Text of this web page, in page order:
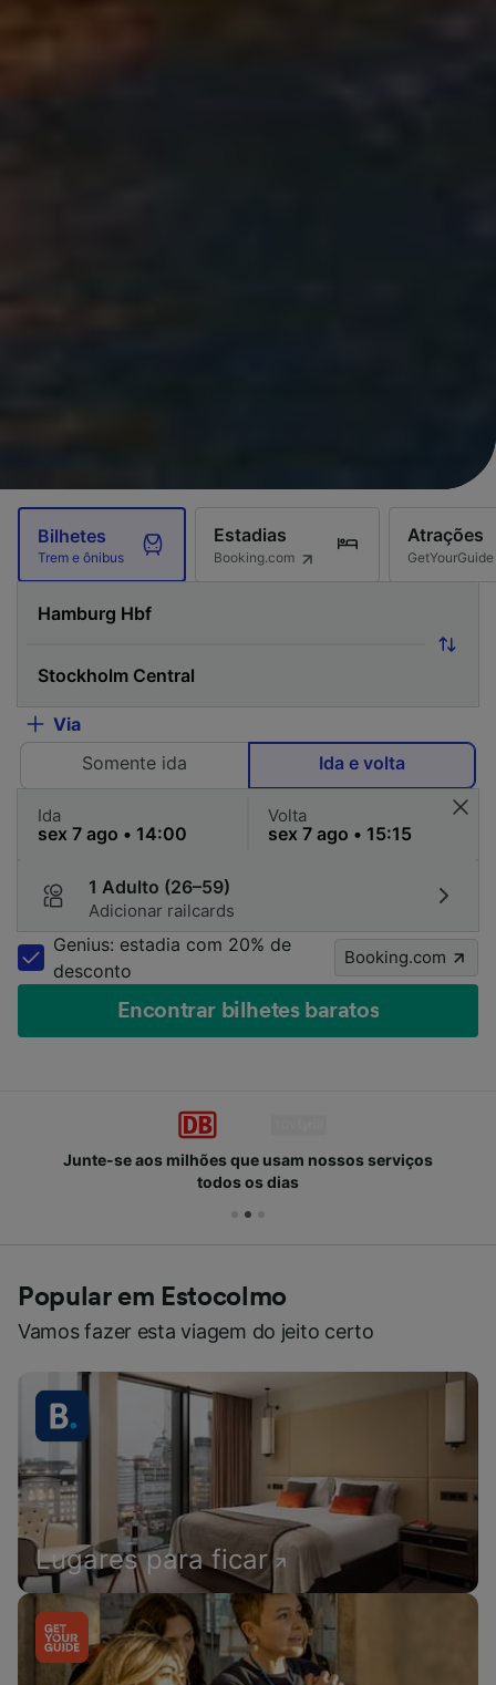
Bilhetes
Trem e ônibus
Estadias
Booking.com
Atrações
GetYourGuide
Via
Somente ida
Ida e volta
Ida Volta
1 Adulto (26–59)
Adicionar railcards
Genius: estadia com 20% de
desconto
Booking.com
Encontrar bilhetes baratos
Junte-se aos milhões que usam nossos serviços
todos os dias
Popular em Estocolmo
Vamos fazer esta viagem do jeito certo
Lugares para ficar